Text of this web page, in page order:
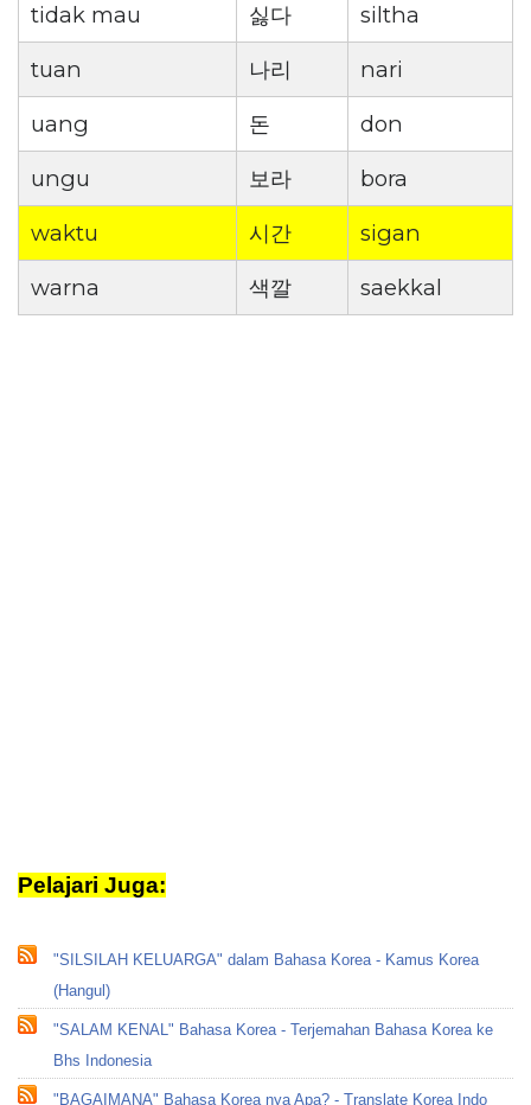
tidak mau
싫다
siltha
tuan
나리
nari
uang
돈
don
ungu
보라
bora
waktu
시간
sigan
warna
색깔 saekkal
Pelajari Juga:
"SILSILAH KELUARGA" dalam Bahasa Korea - Kamus Korea
(Hangul)
"SALAM KENAL" Bahasa Korea - Terjemahan Bahasa Korea ke
Bhs Indonesia
"BAGAIMANA" Bahasa Korea nya Apa? - Translate Korea Indo